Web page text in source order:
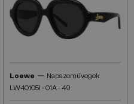
Loewe — Napszemüvegek
LW40105I - 01A - 49